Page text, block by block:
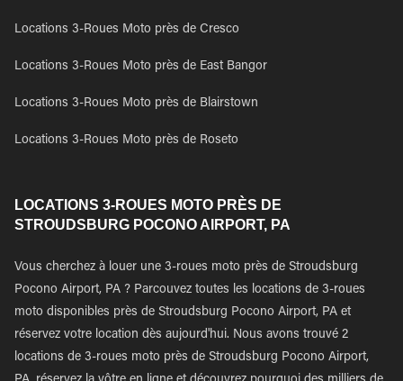
Locations 3-Roues Moto près de Cresco
Locations 3-Roues Moto près de East Bangor
Locations 3-Roues Moto près de Blairstown
Locations 3-Roues Moto près de Roseto
LOCATIONS 3-ROUES MOTO PRÈS DE
STROUDSBURG POCONO AIRPORT, PA
Vous cherchez à louer une 3-roues moto près de Stroudsburg
Pocono Airport, PA ? Parcouvez toutes les locations de 3-roues
moto disponibles près de Stroudsburg Pocono Airport, PA et
réservez votre location dès aujourd'hui. Nous avons trouvé 2
locations de 3-roues moto près de Stroudsburg Pocono Airport,